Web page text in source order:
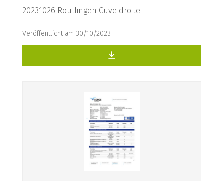
20231026 Roullingen Cuve droite
Veröffentlicht am 30/10/2023